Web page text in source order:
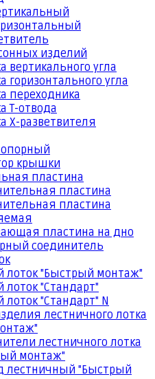
изделий
вертикального угла
горизонтального угла
переходника
Т-отвода
Х-разветвителя
опорный
крышки
пластина
пластина
пластина
пластина на дно
соединитель
лоток "Быстрый монтаж"
"Стандарт"
"Стандарт" N
лестничного лотка
лестничного лотка
монтаж"
лестничный "Быстрый